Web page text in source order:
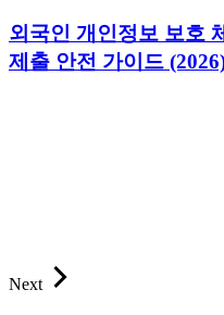
외국인 개인정보 보호
제출 안전 가이드
Next